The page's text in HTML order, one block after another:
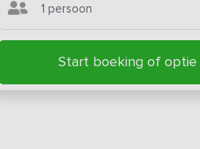
1 persoon
Start boeking of optie